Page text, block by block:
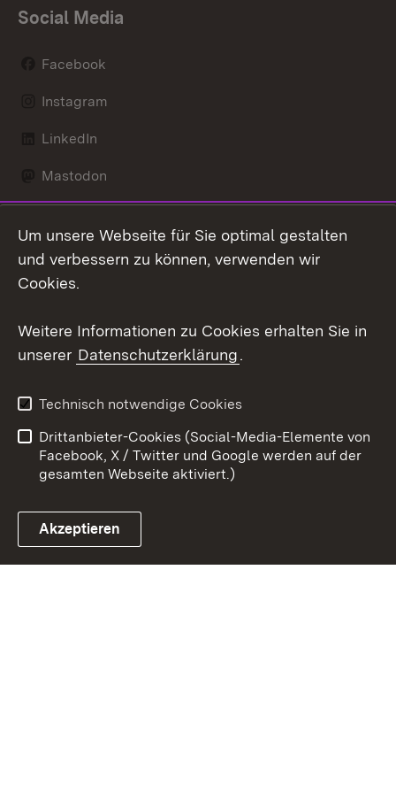
Social Media
Facebook
Instagram
LinkedIn
Mastodon
X / Twitter
Youtube
Link zum Landesportal
Kontakt
Datenschutz
Barrierefreiheit
Impressum Cookies
Um unsere Webseite für Sie optimal gestalten
und verbessern zu können, verwenden wir
Cookies.
Weitere Informationen zu Cookies erhalten Sie in
unserer Datenschutzerklärung.
Technisch notwendige Cookies
Drittanbieter-Cookies (Social-Media-Elemente von
Facebook, X / Twitter und Google werden auf der
gesamten Webseite aktiviert.)
Akzeptieren